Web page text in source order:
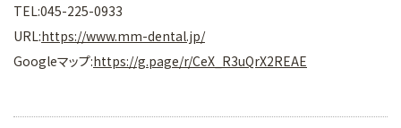
TEL:045-225-0933
URL:https://www.mm-dental.jp/
Googleマップ:https://g.page/r/CeX_R3uQrX2REAE